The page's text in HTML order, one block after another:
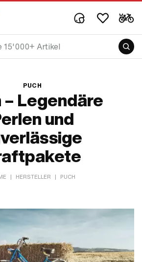
PUCH
– Legendäre
und
| HERSTELLER | PUCH